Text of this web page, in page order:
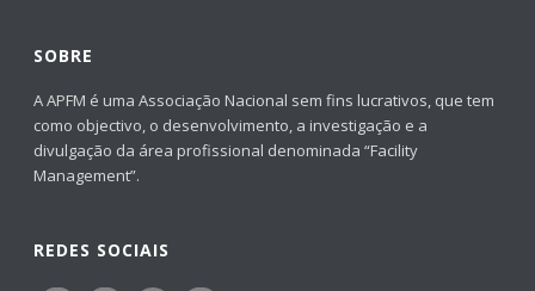
SOBRE
A APFM é uma Associação Nacional sem fins lucrativos, que tem
como objectivo, o desenvolvimento, a investigação e a
divulgação da área profissional denominada “Facility
Management”.
REDES SOCIAIS